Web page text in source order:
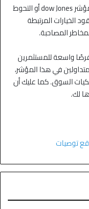
يُتيح لك تداول الخيارات المضاربة على اتجاه مؤشر dow Jones أو التحوط
الخيارات المرتبطة
المصاحبة.
واسعة للمستثمرين
في هذا المؤشر،
السوق. كما عليك أن
لك.
توصيات